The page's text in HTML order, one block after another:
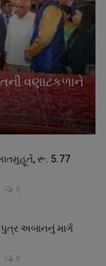
વણાટકળાને
રૂ. 5.77
0
અબાનનું માર્ગ
0